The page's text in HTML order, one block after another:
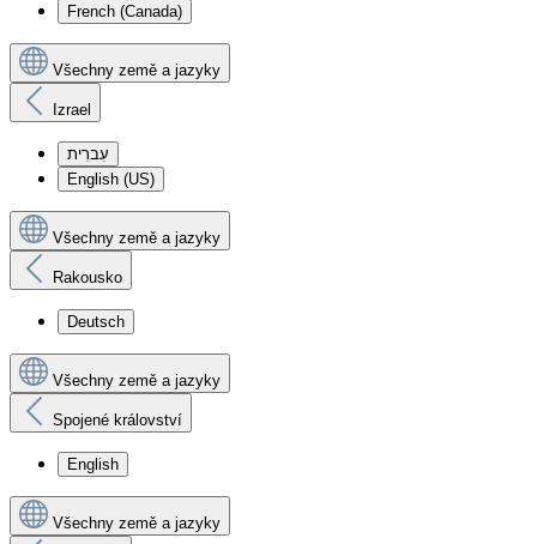
French (Canada)
Všechny země a jazyky
Izrael
עִברִית
English (US)
Všechny země a jazyky
Rakousko
Deutsch
Všechny země a jazyky
Spojené království
English
Všechny země a jazyky